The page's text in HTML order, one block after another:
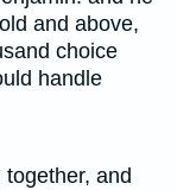
and above,
choice
handle
and